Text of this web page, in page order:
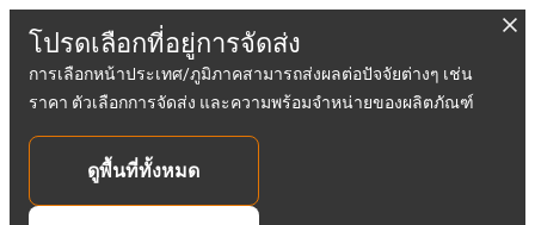
โปรดเลือกที่อยู่การจัดส่ง
การเลือกหน้าประเทศ/ภูมิภาคสามารถส่งผลต่อปัจจัยต่างๆ เช่น
ราคา ตัวเลือกการจัดส่ง และความพร้อมจำหน่ายของผลิตภัณฑ์
ดูพื้นที่ทั้งหมด